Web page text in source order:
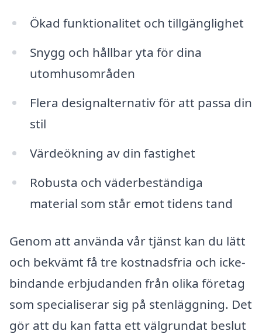
Ökad funktionalitet och tillgänglighet
Snygg och hållbar yta för dina
utomhusområden
Flera designalternativ för att passa din
stil
Värdeökning av din fastighet
Robusta och väderbeständiga
material som står emot tidens tand
Genom att använda vår tjänst kan du lätt
och bekvämt få tre kostnadsfria och icke-
bindande erbjudanden från olika företag
som specialiserar sig på stenläggning. Det
gör att du kan fatta ett välgrundat beslut